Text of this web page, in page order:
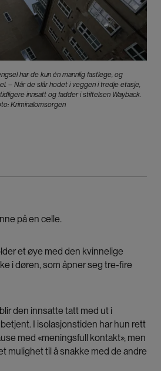
har de kun én mannlig fastlege, og
– Når de slår hodet i veggen i tredje etasje,
innsatt og fadder i stiftelsen Wayback.
Kriminalomsorgen
på en celle.
et øye med den kvinnelige
i døren, som åpner seg tre-fire
den innsatte tatt med ut i
I isolasjonstiden har hun rett
med «meningsfull kontakt», men
mulighet til å snakke med de andre